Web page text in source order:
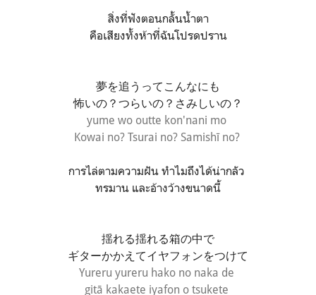
สิ่งที่ฟังตอนกลั้นน้ำตา
คือเสียงทั้งห้าที่ฉันโปรดปราน
夢を追うってこんなにも
怖いの？つらいの？さみしいの？
yume wo outte kon'nani mo
Kowai no? Tsurai no? Samishī no?
การไล่ตามความฝัน ทำไมถึงได้น่ากลัว
ทรมาน และอ้างว้างขนาดนี้
揺れる揺れる箱の中で
ギターかかえてイヤフォンをつけて
Yureru yureru hako no naka de
gitā kakaete iyafon o tsukete